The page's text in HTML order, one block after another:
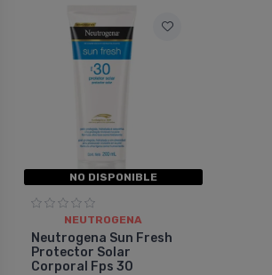
NO DISPONIBLE
NEUTROGENA
Neutrogena Sun Fresh
Protector Solar
Corporal Fps 30